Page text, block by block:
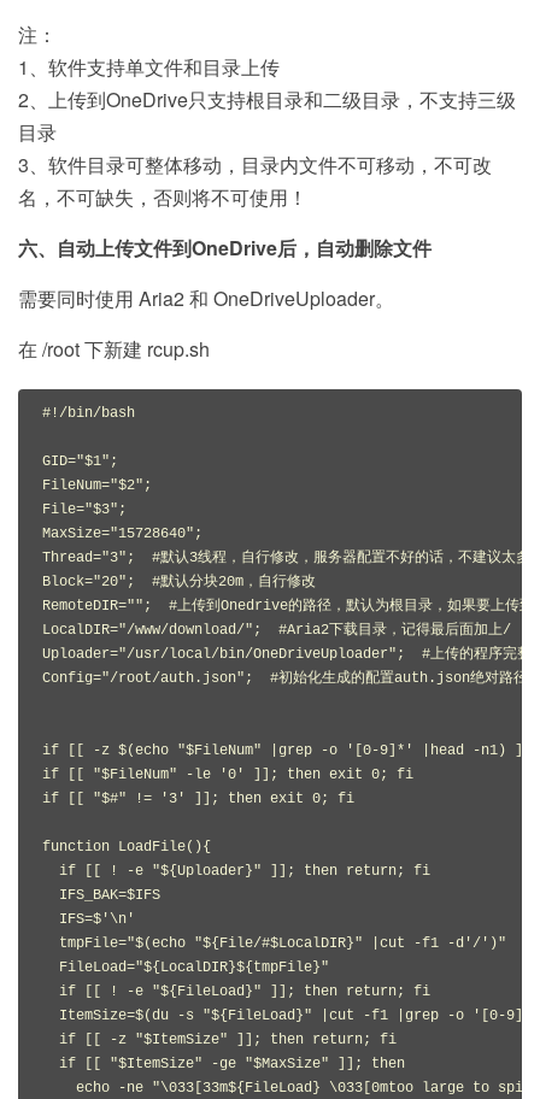
注：
1、软件支持单文件和目录上传
2、上传到OneDrive只支持根目录和二级目录，不支持三级
目录
3、软件目录可整体移动，目录内文件不可移动，不可改
名，不可缺失，否则将不可使用！
六、自动上传文件到OneDrive后，自动删除文件
需要同时使用 Aria2 和 OneDriveUploader。
在 /root 下新建 rcup.sh
#!/bin/bash
GID="$1" ;
FileNum="$2" ;
File="$3" ;
MaxSize="15728640" ;
Thread="3" ;
#默认3线程，自行修改，服务器配置不好的话，不建议太多
Block="20" ;
#默认分块20m，自行修改
RemoteDIR="" ;
#上传到Onedrive的路径，默认为根目录，如果要上传到
LocalDIR="/www/download/" ;
#Aria2下载目录，记得最后面加上/
Uploader="/usr/local/bin/OneDriveUploader" ;
#上传的程序完整
Config="/root/auth.json" ; #初始化生成的配置auth.json绝对路径
if -z $(echo "$FileNum" grep -o '[0-9]*' head -n1 )
if
"$FileNum" - le '0' ]]; then exit 0;
fi
if
"$#" != '3' ]]; then exit 0; fi
function LoadFile(){
if
! -e "${Uploader}" ]]; then return;
fi
  IFS_BAK
=$IFS
  IFS
=$ '\n'
  tmpFile
="$(echo "${ File/#$LocalDIR}" |cut -f1 -d'/')"
FileLoad="${LocalDIR}${tmpFile}"
if
! -e "${FileLoad}" ]]; then return;
fi
ItemSize=$(du -s "${FileLoad}" cut -f1 grep -o
'[0-9]*'
if
-z "$ItemSize" ]]; then return;
fi
if
"$ItemSize" -ge "$MaxSize" ]];
then
echo
-ne "\033[33m${FileLoad} \033[0mtoo large to